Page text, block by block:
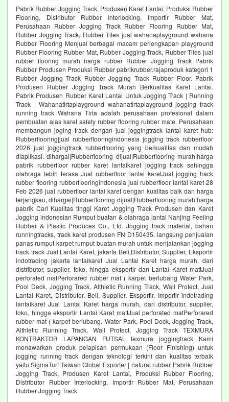
Pabrik Rubber Jogging Track, Produsen Karet Lantai, Produksi Rubber
Flooring, Distributor Rubber Interlocking, Importir Rubber Mat,
Perusahaan Rubber Jogging Track Rubber Flooring Rubber Mat,
Rubber Jogging Track, Rubber Tiles jual wahanaplayground wahana
Rubber Flooring Menjual berbagai macam perlengkapan playground
Rubber Flooring Rubber Mat, Rubber Jogging Track, Rubber Tiles jual
rubber flooring murah harga rubber Rubber Jogging Track Pabrik
Rubber Produsen Produksi Rubber pabrikrubber.rajaproduk kategori 1
Rubber Jogging Track Rubber Jogging Track Rubber Floor. Pabrik
Produsen Rubber Jogging Track Murah Berkualitas Karet Lantai.
Pabrik Produsen Rubber Karet Lantai Untuk Jogging Track | Running
Track | Wahanatirtaplayground wahanatirtaplayground jogging track
running track Wahana Tirta adalah perusahaan profesional dalam
pembuatan alas karet safety rubber flooring rubber mate. Perusahaan
membangun joging track dengan jual joggingtrack lantai karet hub:
Rubberflooring|jual rubberflooringindonesia jogging track rubberfloor
2026 jual joggingtrack rubberflooring yang berkualitas dan mudah
diaplikasi. dihargai|Rubberflooring dijual|Rubberflooring murah|harga
pabrik rubberfloor rubber karet lantaikaret jogging track sehingga
olahraga lebih terasa Jual rubberfloor lantai karetJual jogging track
rubber flooring rubberflooringindonesia jual rubberfloor lantai karet 28
Feb 2026 jual rubberfloor lantai karet dengan kualitas baik dan harga
terjangkau, dihargai|Rubberflooring dijual|Rubberflooring murah|harga
pabrik Cari Kualitas tinggi Karet Jogging Track Produsen dan Karet
Jogging indonesian Rumput buatan & olahraga lantai Nanjing Feeling
Rubber & Plastic Produces Co., Ltd. Jogging track material, bahan
runningtracks, track karet produsen FN D150435. langsung penjualan
panas rumput karpet rumput buatan murah untuk menjalankan jogging
track track Jual Lantai Karet, jakarta Beli,Distributor, Supplier, Eksportir
indotrading jakarta lantaikaret Jual Lantai Karet harga murah, dari
distributor, supplier, toko, hingga eksportir dan Lantai Karet mattJual
perforated matPerforared rubber mat ( karpet berlubang Water Park,
Pool Deck, Jogging Track, Althletic Running Track, Wall Protect, Jual
Lantai Karet, Distributor, Beli, Supplier, Eksportir, Importir indotrading
lantaikaret Jual Lantai Karet harga murah, dari distributor, supplier,
toko, hingga eksportir Lantai Karet mattJual perforated matPerforared
rubber mat ( karpet berlubang. Water Park, Pool Deck, Jogging Track,
Althletic Running Track, Wall Protect, Jogging Track TEXMURA
KONTRAKTOR LAPANGAN FUTSAL texmura joggingtrack Kami
menawarkan produk pelapisan permukaan (Floor Finishing) untuk
jogging running track dengan teknologi terkini dan kualitas terbaik
yaitu SigmaTurf Taiwan Global Exporter | natural rubber Pabrik Rubber
Jogging Track, Produsen Karet Lantai, Produksi Rubber Flooring,
Distributor Rubber Interlocking, Importir Rubber Mat, Perusahaan
Rubber Jogging Track